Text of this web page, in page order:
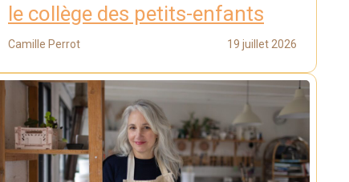
le collège des petits-enfants
Camille Perrot 19 juillet 2026